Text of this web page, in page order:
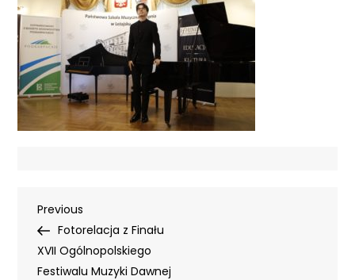
Nawigacja
wpisu
Previous
Post
Previous
Fotorelacja z Finału
XVII Ogólnopolskiego
Festiwalu Muzyki Dawnej